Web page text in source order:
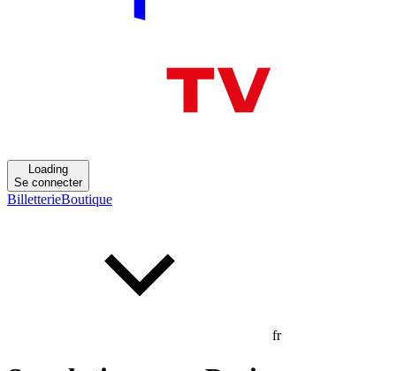
Loading
Se connecter
BilletterieBoutique
fr